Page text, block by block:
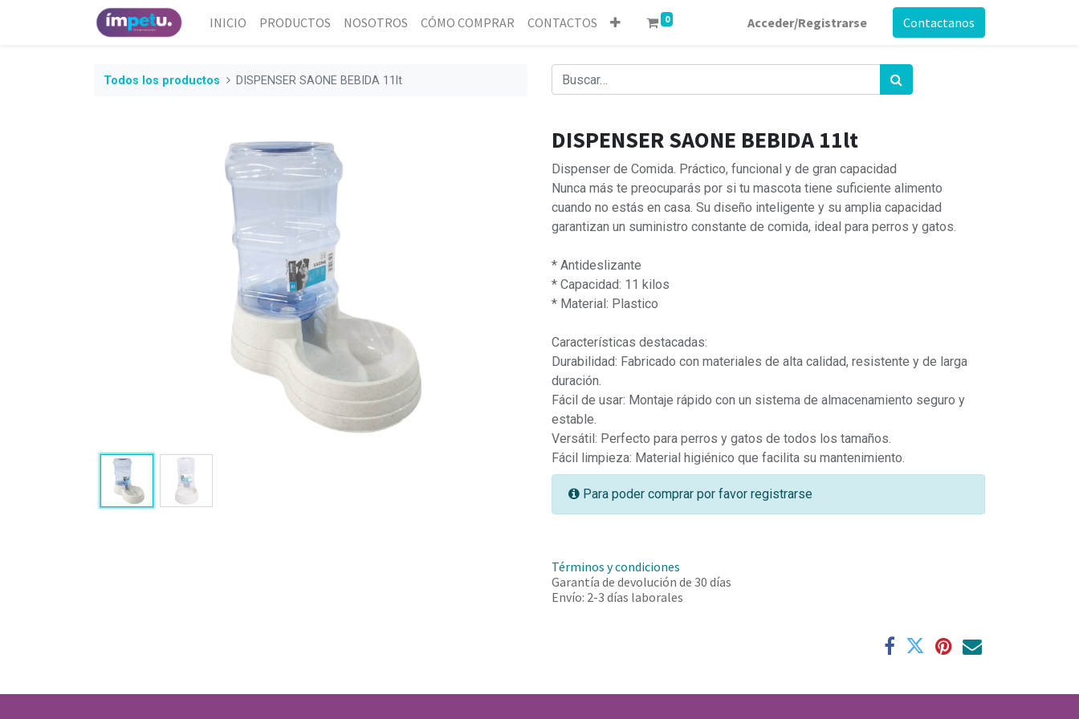
INICIO PRODUCTOS NOSOTROS CÓMO COMPRAR CONTACTOS 0 Acceder/Registrarse Contactanos
Todos los productos DISPENSER SAONE BEBIDA 11lt
DISPENSER SAONE BEBIDA 11lt
Dispenser de Comida. Práctico, funcional y de gran capacidad
Nunca más te preocuparás por si tu mascota tiene suficiente alimento
cuando no estás en casa. Su diseño inteligente y su amplia capacidad
garantizan un suministro constante de comida, ideal para perros y gatos.
* Antideslizante
* Capacidad: 11 kilos
* Material: Plastico
Características destacadas:
Durabilidad: Fabricado con materiales de alta calidad, resistente y de larga
duración.
Fácil de usar: Montaje rápido con un sistema de almacenamiento seguro y
estable.
Versátil: Perfecto para perros y gatos de todos los tamaños.
Fácil limpieza: Material higiénico que facilita su mantenimiento.
Para poder comprar por favor registrarse
Términos y condiciones
Garantía de devolución de 30 días
Envío: 2-3 días laborales